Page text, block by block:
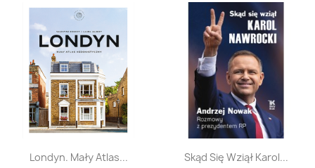
Szybki podgląd
Londyn. Mały Atlas...
Szybki podgląd
Skąd Się Wziął Karol...